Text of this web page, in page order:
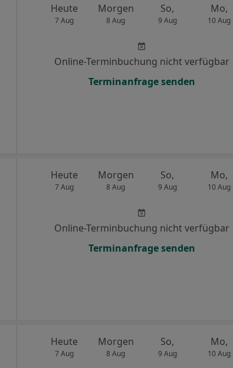
Heute
7 Aug
Morgen
8 Aug
So,
9 Aug
Mo,
10 Aug
Online-Terminbuchung nicht verfügbar
Terminanfrage senden
Heute
7 Aug
Morgen
8 Aug
So,
9 Aug
Mo,
10 Aug
Online-Terminbuchung nicht verfügbar
Terminanfrage senden
Heute
7 Aug
Morgen
8 Aug
So,
9 Aug
Mo,
10 Aug